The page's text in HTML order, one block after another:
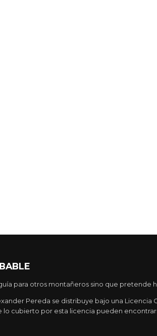
para otros montañeros sino que pretende
Pereda se distribuye bajo una
lo cubierto por esta licencia pueden